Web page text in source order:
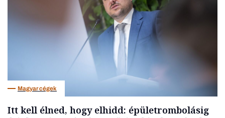
Magyar cégek
Itt kell élned, hogy elhidd: épületrombolásig